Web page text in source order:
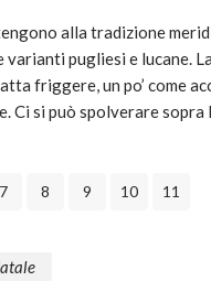
alla tradizione
varianti pugliesi e lucane.
friggere, un po’ come
Ci si può spolverare sopra
7 8 9 10 11